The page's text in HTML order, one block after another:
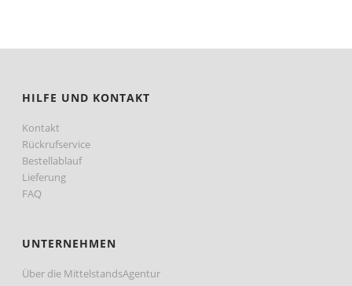
HILFE UND KONTAKT
Kontakt
Rückrufservice
Bestellablauf
Lieferung
FAQ
UNTERNEHMEN
Über die MittelstandsAgentur